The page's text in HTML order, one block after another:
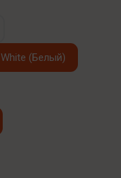
White (Белый)